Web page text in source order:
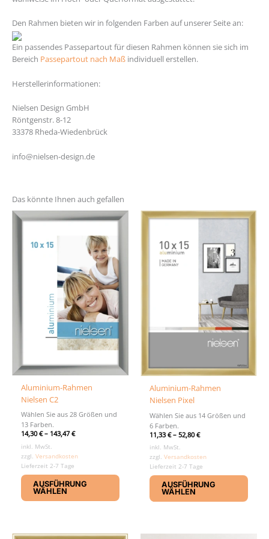
Den Rahmen bieten wir in folgenden Farben auf unserer Seite an:
Ein passendes Passepartout für diesen Rahmen können sie sich im
Bereich Passepartout nach Maß individuell erstellen.
Herstellerinformationen:
Nielsen Design GmbH
Röntgenstr. 8-12
33378 Rheda-Wiedenbrück
info@nielsen-design.de
Das könnte Ihnen auch gefallen
Aluminium-Rahmen
Nielsen C2
Wählen Sie aus 28 Größen und
13 Farben.
14,30€– 143,47€
inkl. MwSt.
zzgl.Versandkosten
Lieferzeit 2-7 Tage
AUSFÜHRUNG
WÄHLEN
Dieses
weist
auf.
Aluminium-Rahmen
Nielsen Pixel
Wählen Sie aus 14 Größen und
6 Farben.
11,33€–52,80€
inkl. MwSt.
zzgl.Versandkosten
Lieferzeit 2-7 Tage
AUSFÜHRUNG
WÄHLEN
weist